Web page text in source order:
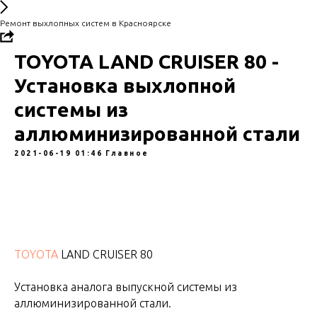
Ремонт выхлопных систем в Красноярске
TOYOTA LAND CRUISER 80 -
Установка выхлопной
системы из
аллюминизированной стали
2021-06-19 01:46 Главное
TOYOTA LAND CRUISER 80
Установка аналога выпускной системы из
аллюминизированной стали.